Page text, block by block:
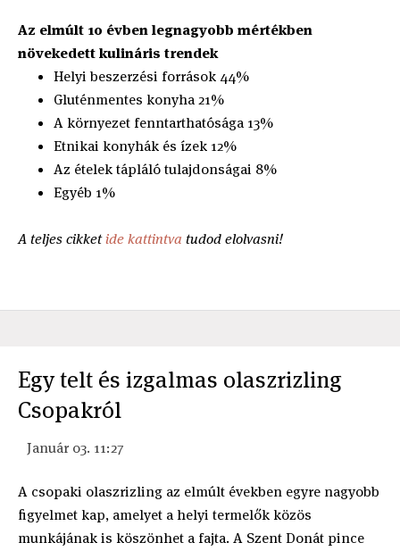
Az elmúlt 10 évben legnagyobb mértékben
növekedett kulináris trendek
Helyi beszerzési források 44%
Gluténmentes konyha 21%
A környezet fenntarthatósága 13%
Etnikai konyhák és ízek 12%
Az ételek tápláló tulajdonságai 8%
Egyéb 1%
A teljes cikketide kattintvatudod elolvasni!
Egy telt és izgalmas olaszrizling
Csopakról
Január 03. 11:27
A csopaki olaszrizling az elmúlt években egyre nagyobb
figyelmet kap, amelyet a helyi termelők közös
munkájának is köszönhet a fajta. A Szent Donát pince